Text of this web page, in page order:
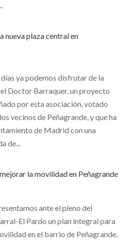
nueva plaza central en
días ya podemos disfrutar de la
Doctor Barraquer, un proyecto
por esta asociación, votado
vecinos de Peñagrande, y que ha
de Madrid con una
de...
la movilidad en Peñagrande
ante el pleno del
El Pardo un plan integral para
en el barrio de Peñagrande.